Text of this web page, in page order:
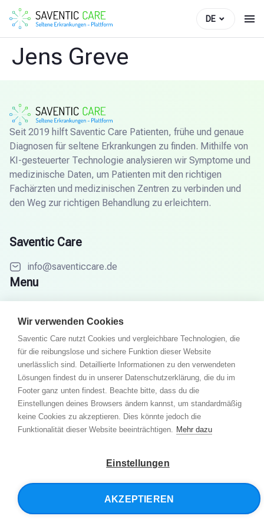
DE
Jens Greve
Seit 2019 hilft Saventic Care Patienten, frühe und genaue
Diagnosen für seltene Erkrankungen zu finden. Mithilfe von
KI-gesteuerter Technologie analysieren wir Symptome und
medizinische Daten, um Patienten mit den richtigen
Fachärzten und medizinischen Zentren zu verbinden und
den Weg zur richtigen Behandlung zu erleichtern.
Saventic Care
info@saventiccare.de
Menu
So funktioniert´s
Fachärzte
Partner
Wissenswelt
FAQ
Wir verwenden Cookies
Saventic Care nutzt Cookies und vergleichbare Technologien, die
für die reibungslose und sichere Funktion dieser Website
unerlässlich sind. Detaillierte Informationen zu den verwendeten
Lösungen findest du in unserer Datenschutzerklärung, die du im
Footer ganz unten findest. Beachte bitte, dass du die
Einstellungen deines Browsers ändern kannst, um standardmäßig
keine Cookies zu akzeptieren. Dies könnte jedoch die
Funktionalität dieser Website beeinträchtigen. Mehr dazu
Einstellungen
AKZEPTIEREN